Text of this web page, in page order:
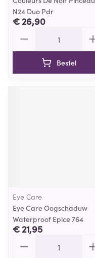
N24 Duo Pdr
€ 26,90
Bestel
Eye Care
Eye Care Oogschaduw
Waterproof Epice 764
€ 21,95